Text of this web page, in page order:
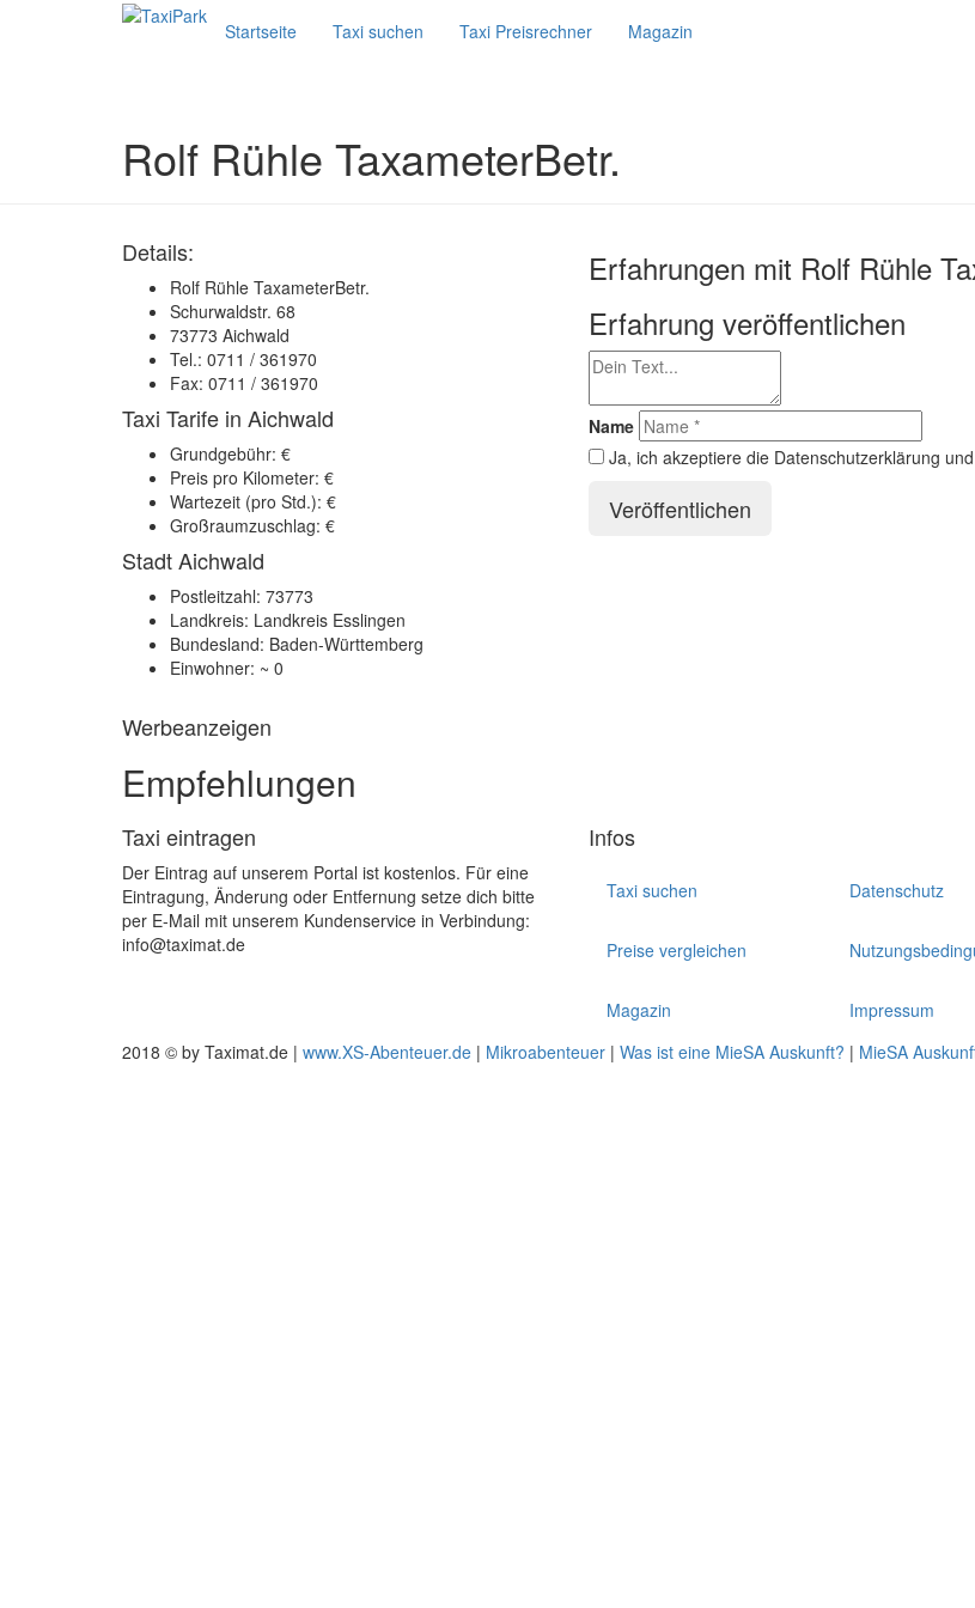
Startseite Taxi suchen Taxi Preisrechner Magazin
Rolf Rühle TaxameterBetr.
Details:
Rolf Rühle TaxameterBetr.
Schurwaldstr. 68
73773 Aichwald
Tel.: 0711 / 361970
Fax: 0711 / 361970
Taxi Tarife in Aichwald
Grundgebühr: €
Preis pro Kilometer: €
Wartezeit (pro Std.): €
Großraumzuschlag: €
Stadt Aichwald
Postleitzahl: 73773
Landkreis: Landkreis Esslingen
Bundesland: Baden-Württemberg
Einwohner: ~ 0
Erfahrungen mit Rolf Rühle
Erfahrung veröffentlichen
Name
Ja, ich akzeptiere die Datenschutzerklärung
Werbeanzeigen
Empfehlungen
Taxi eintragen
Der Eintrag auf unserem Portal ist kostenlos. Für eine
Eintragung, Änderung oder Entfernung setze dich bitte
per E-Mail mit unserem Kundenservice in Verbindung:
info@taximat.de
Infos
Taxi suchen
Preise vergleichen
Magazin
Datenschutz
Impressum
2018 © by Taximat.de | www.XS-Abenteuer.de | Mikroabenteuer | Was ist eine MieSA Auskunft? | MieSA